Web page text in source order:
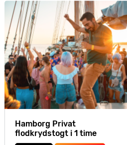
Hamborg Privat
flodkrydstogt i 1 time